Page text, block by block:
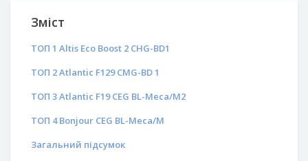
Зміст
ТОП 1 Altis Eco Boost 2 CHG-BD1
ТОП 2 Atlantic F129 CMG-BD 1
ТОП 3 Atlantic F19 CEG BL-Meca/M2
ТОП 4 Bonjour CEG BL-Meca/M
Загальний підсумок